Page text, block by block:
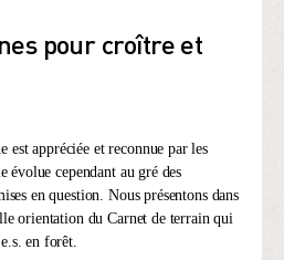
pour croître et
est appréciée et reconnue par les
évolue cependant au gré des
en question. Nous présentons dans
orientation du Carnet de terrain qui
en forêt.